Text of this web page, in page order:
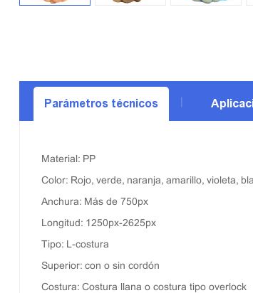
Parámetros técnicos
Material: PP
Color: Rojo, verde, naranja, amarillo, violeta,
Anchura: Más de 750px
Longitud: 1250px-2625px
Tipo: L-costura
Superior: con o sin cordón
Costura: Costura llana o costura tipo overlock